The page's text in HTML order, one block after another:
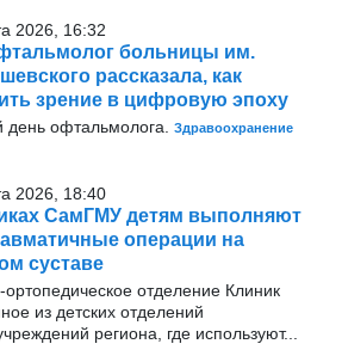
2026, 16:32
больницы им.
рассказала, как
зрение в цифровую эпоху
день офтальмолога. Здравоохранение
2026, 18:40
СамГМУ детям выполняют
операции на
суставе
ортопедическое отделение Клиник
из детских отделений
региона, где используют...